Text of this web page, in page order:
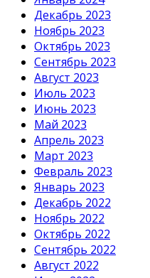
Декабрь 2023
Ноябрь 2023
Октябрь 2023
Сентябрь 2023
Август 2023
Июль 2023
Июнь 2023
Май 2023
Апрель 2023
Март 2023
Февраль 2023
Январь 2023
Декабрь 2022
Ноябрь 2022
Октябрь 2022
Сентябрь 2022
Август 2022